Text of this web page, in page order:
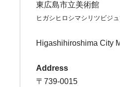
東広島市立美術館
ヒガシヒロシマシリツビジ
Higashihiroshima City
Address
〒739-0015